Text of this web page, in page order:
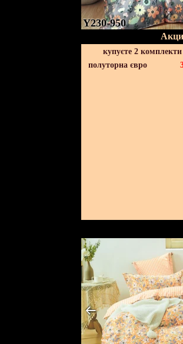
Y230-950
купуєте 2
полуторна євро